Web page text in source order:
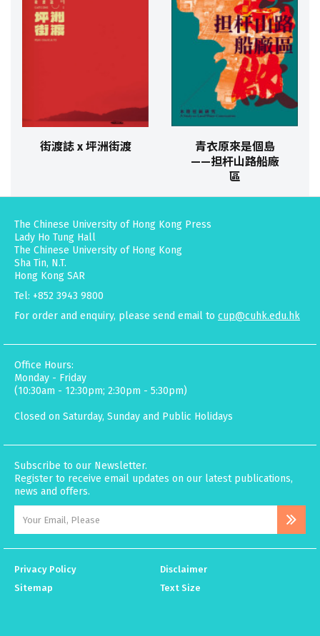
街渡誌 x 坪洲街渡
青衣原來是個島
——担杆山路船廠
區
The Chinese University of Hong Kong Press
Lady Ho Tung Hall
The Chinese University of Hong Kong
Sha Tin, N.T.
Hong Kong SAR
Tel: +852 3943 9800
For order and enquiry, please send email to cup@cuhk.edu.hk
Office Hours:
Monday - Friday
(10:30am - 12:30pm; 2:30pm - 5:30pm)
Closed on Saturday, Sunday and Public Holidays
Subscribe to our Newsletter.
Register to receive email updates on our latest publications,
news and offers.
Privacy Policy
Disclaimer
Sitemap
Text Size